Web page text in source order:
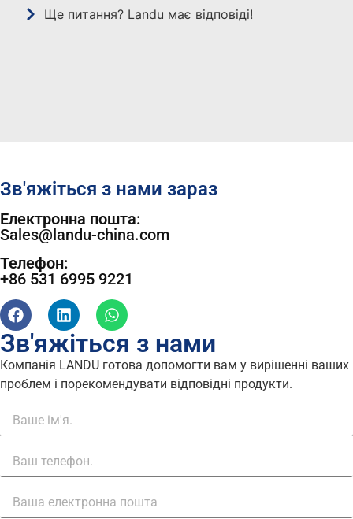
Ще питання? Landu має відповіді!
Зв'яжіться з нами зараз
Електронна пошта:
Sales@landu-china.com
Телефон:
+86 531 6995 9221
Зв'яжіться з нами
Компанія LANDU готова допомогти вам у вирішенні ваших
проблем і порекомендувати відповідні продукти.